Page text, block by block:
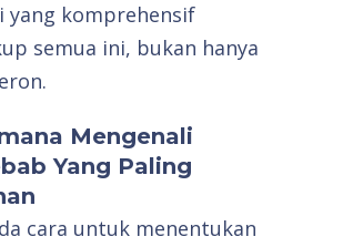
yang komprehensif
semua ini, bukan hanya
Mengenali
Yang Paling
cara untuk menentukan